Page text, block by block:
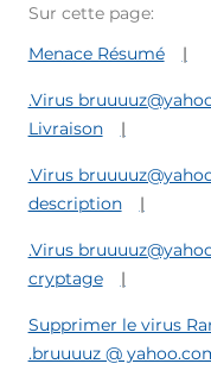
Sur cette page:
Menace Résumé
.Virus
Livraison
.Virus
description
.Virus
cryptage
Supprimer le virus
.bruuuuz @